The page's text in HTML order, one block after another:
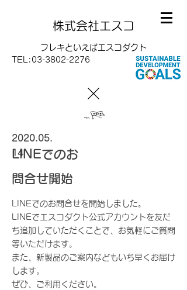
株式会社エスコ
フレキといえばエスコダクト
TEL: 03-3802-2276
LINEでのお
問合せ開始
2020.05.
14
LINEでのお問合せを開始しました。
LINEでエスコダクト公式アカウントを友だ
ち追加していただくことで、お気軽にご質問
等いただけます。
また、新製品のご案内などもいち早くお届け
します。
ぜひ、ご利用ください。